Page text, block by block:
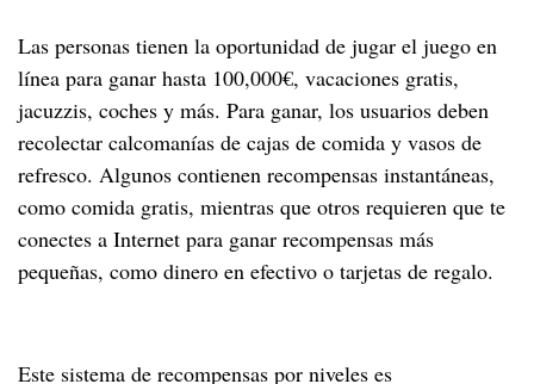
Las personas tienen la oportunidad de jugar el juego en
línea para ganar hasta 100,000€, vacaciones gratis,
jacuzzis, coches y más. Para ganar, los usuarios deben
recolectar calcomanías de cajas de comida y vasos de
refresco. Algunos contienen recompensas instantáneas,
como comida gratis, mientras que otros requieren que te
conectes a Internet para ganar recompensas más
pequeñas, como dinero en efectivo o tarjetas de regalo.
Este sistema de recompensas por niveles es